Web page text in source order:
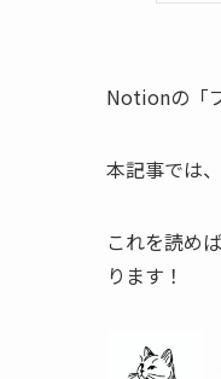
Notionの「
本記事では
これを読め
ります！